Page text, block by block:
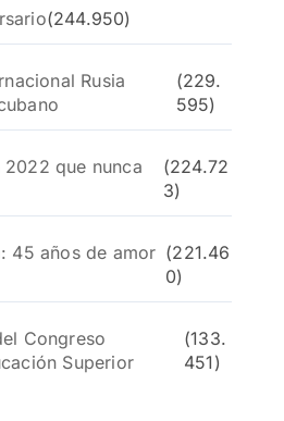
(244.950)
Rusia
(229.
595)
que nunca
(224.72
3)
45 años de amor (221.46
0)
Congreso
Superior
(133.
451)